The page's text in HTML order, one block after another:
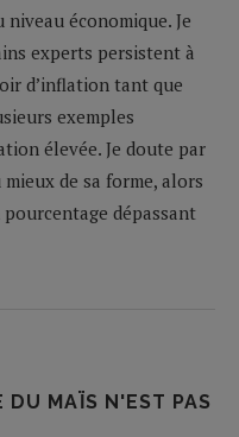
économique. Je
experts persistent à
d’inflation tant que
exemples
élevée. Je doute par
de sa forme, alors
dépassant
DU MAÏS N'EST PAS